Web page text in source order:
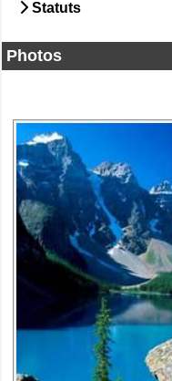
Statuts
Photos